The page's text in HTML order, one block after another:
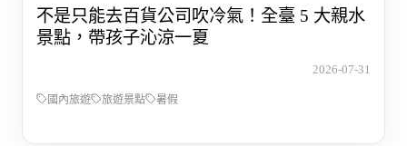
不是只能去百貨公司吹冷氣！全臺 5 大親水
景點，帶孩子沁涼一夏
2026-07-31
國內旅遊 旅遊景點 暑假